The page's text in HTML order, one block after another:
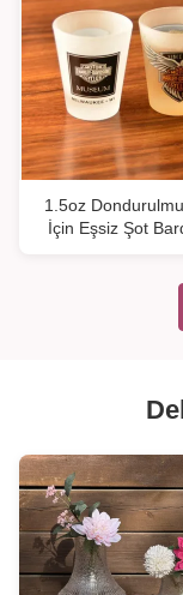
1.5oz
İçin Eşsiz Şot